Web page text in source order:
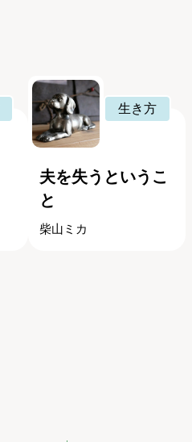
生き方
夫を失うというこ
と
柴山ミカ